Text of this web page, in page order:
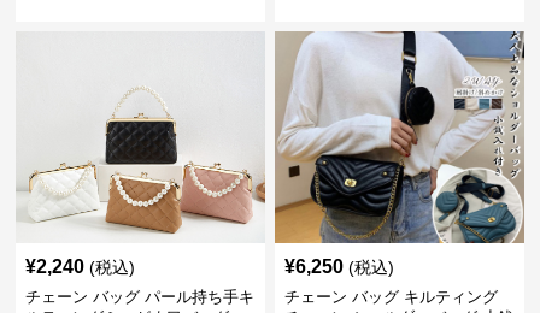
¥2,240 (税込)
チェーン バッグ パール持ち手キ
¥6,250 (税込)
チェーン バッグ キルティング